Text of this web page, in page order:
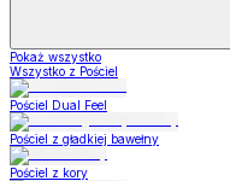
Pokaż wszystko
Wszystko z Pościel
Pościel Dual Feel
Pościel z gładkiej bawełny
Pościel z kory